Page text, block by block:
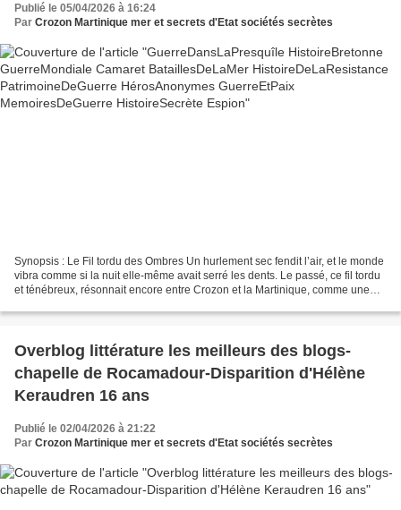
MemoiresDeGuerre HistoireSecrète Espion
Publié le 05/04/2026 à 16:24
Par Crozon Martinique mer et secrets d'Etat sociétés secrètes
Synopsis : Le Fil tordu des Ombres Un hurlement sec fendit l’air, et le monde
vibra comme si la nuit elle-même avait serré les dents. Le passé, ce fil tordu
et ténébreux, résonnait encore entre Crozon et la Martinique, comme une
Overblog littérature les meilleurs des blogs-
chapelle de Rocamadour-Disparition d'Hélène
Keraudren 16 ans
Publié le 02/04/2026 à 21:22
Par Crozon Martinique mer et secrets d'Etat sociétés secrètes